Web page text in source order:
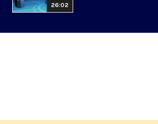
26:02